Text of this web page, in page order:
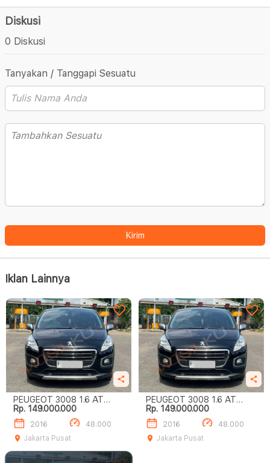
Diskusi
0 Diskusi
Tanyakan / Tanggapi Sesuatu
Kirim
Iklan Lainnya
PEUGEOT 3008 1.6 AT
HITAM 2016
Rp. 149.000.000
2016
48.000
Jakarta Pusat
PEUGEOT 3008 1.6 AT
HITAM 2016
Rp. 149.000.000
2016
48.000
Jakarta Pusat